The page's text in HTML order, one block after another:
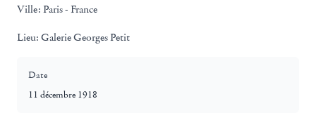
Ville: Paris - France
Lieu: Galerie Georges Petit
Date
11 décembre 1918